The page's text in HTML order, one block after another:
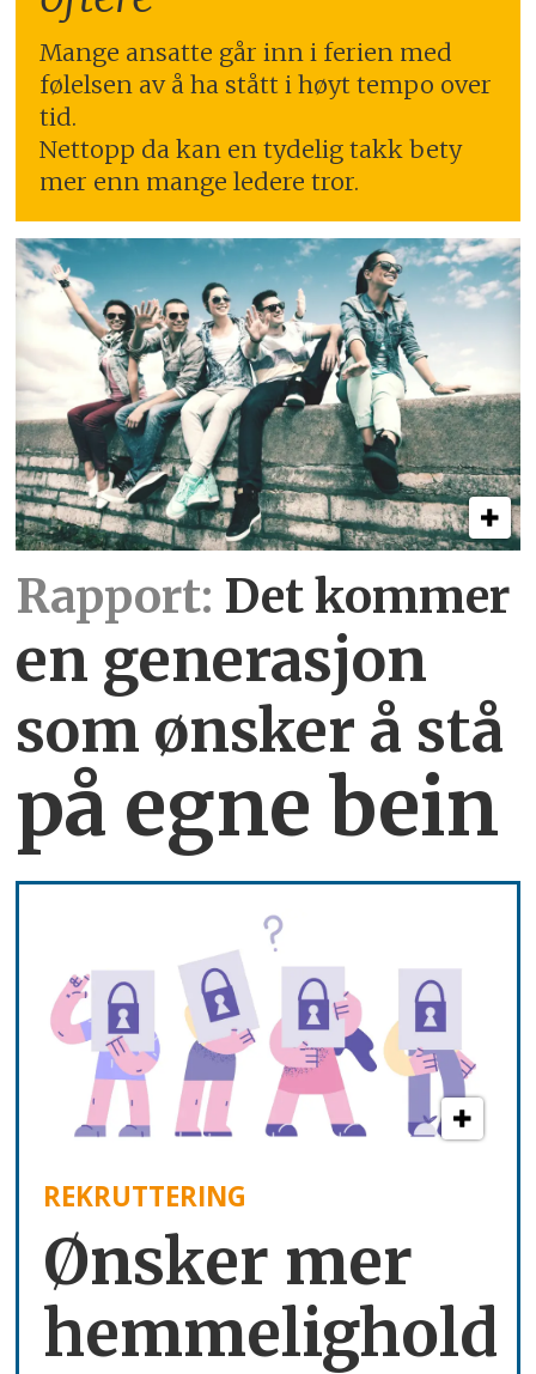
Mange ansatte går inn i ferien med
følelsen av å ha stått i høyt tempo over
tid.
Nettopp da kan en tydelig takk bety
mer enn mange ledere tror.
Rapport: Det kommer
en generasjon
som ønsker å stå
på egne bein
REKRUTTERING
Ønsker mer
hemmelighold